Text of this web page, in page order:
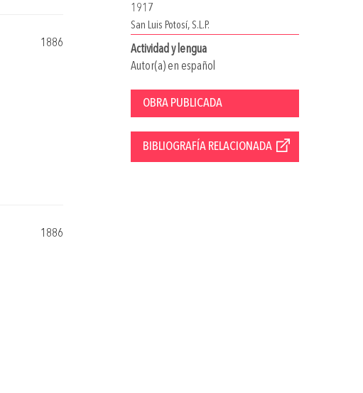
1917
San Luis Potosí, S.L.P.
Actividad y lengua
Autor(a) en español
OBRA PUBLICADA
BIBLIOGRAFÍA RELACIONADA
1886
1886